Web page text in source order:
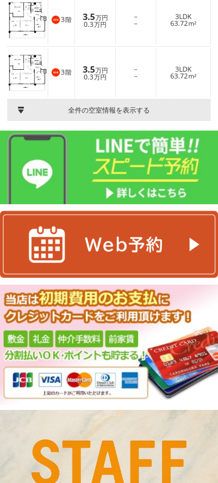
3階 3.5万円
0.3万円
－
－
3LDK
63.72m²
3階 3.5万円
0.3万円
－
－
3LDK
63.72m²
全件の空室情報を表示する